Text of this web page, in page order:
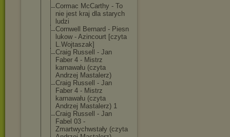
Cormac McCarthy - To
nie jest kraj dla starych
ludzi
Cornwell Bernard - Piesn
lukow - Azincourt [czyta
L.Wojtaszak]
Craig Russell - Jan
Faber 4 - Mistrz
karnawału (czyta
Andrzej Mastalerz)
Craig Russell - Jan
Faber 4 - Mistrz
karnawału (czyta
Andrzej Mastalerz) 1
Craig Russell - Jan
Fabel 03 -
Zmartwychwstały (czyta